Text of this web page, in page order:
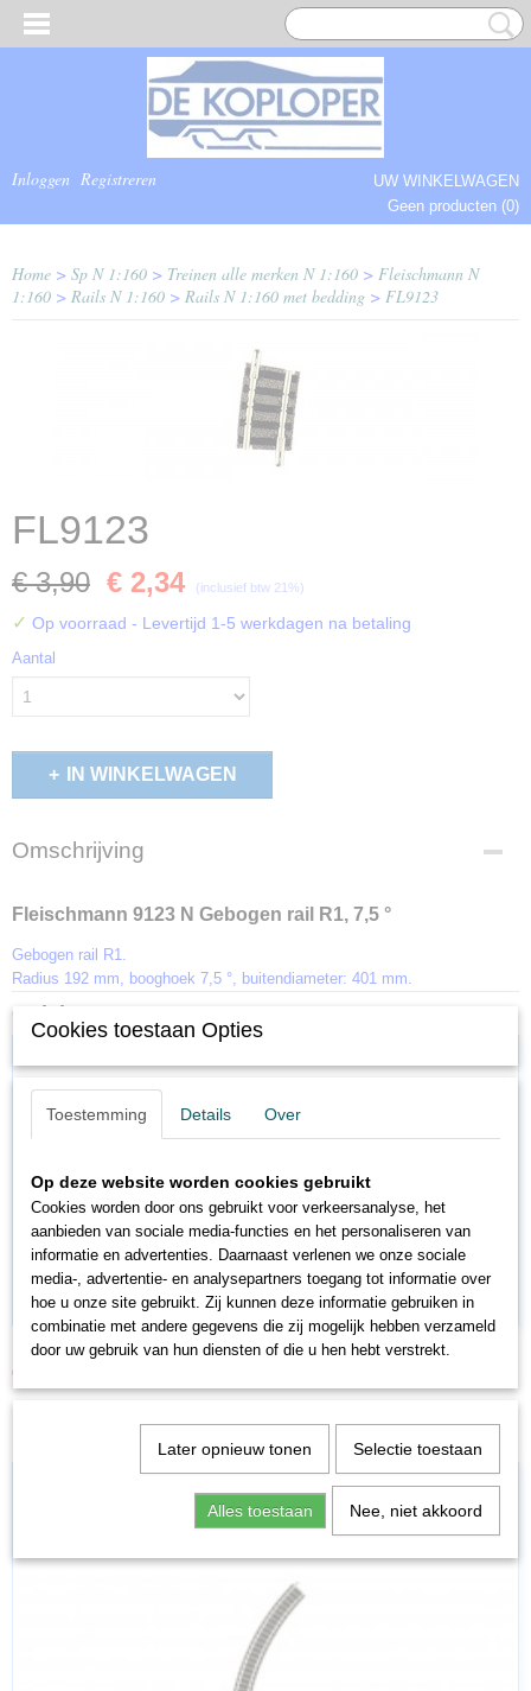
Inloggen Registreren
UW WINKELWAGEN
Geen producten (0)
Home > Sp N 1:160 > Treinen alle merken N 1:160 > Fleischmann N
1:160 > Rails N 1:160 > Rails N 1:160 met bedding > FL9123
FL9123
€ 3,90 € 2,34 (inclusief btw 21%)
✓ Op voorraad - Levertijd 1-5 werkdagen na betaling
Aantal
IN WINKELWAGEN
Omschrijving
Fleischmann 9123 N Gebogen rail R1, 7,5 °
Gebogen rail R1.
Radius 192 mm, booghoek 7,5 °, buitendiameter: 401 mm.
Ook interessant
FL9101
€ 2,52
Cookies toestaan Opties
Toestemming Details Over
Op deze website worden cookies gebruikt
Cookies worden door ons gebruikt voor verkeersanalyse, het
aanbieden van sociale media-functies en het personaliseren van
informatie en advertenties. Daarnaast verlenen we onze sociale
media-, advertentie- en analysepartners toegang tot informatie over
hoe u onze site gebruikt. Zij kunnen deze informatie gebruiken in
combinatie met andere gegevens die zij mogelijk hebben verzameld
door uw gebruik van hun diensten of die u hen hebt verstrekt.
Later opnieuw tonen Selectie toestaan
Alles toestaan Nee, niet akkoord